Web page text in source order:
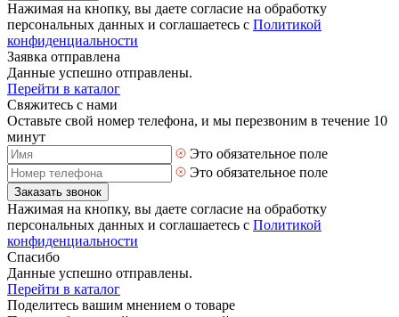
Нажимая на кнопку, вы даете согласие на обработку
персональных данных и соглашаетесь с Политикой
конфиденциальности
Заявка отправлена
Данные успешно отправлены.
Перейти в каталог
Свяжитесь с нами
Оставьте свой номер телефона, и мы перезвоним в течение 10
минут
Это обязательное поле
Это обязательное поле
Заказать звонок
Нажимая на кнопку, вы даете согласие на обработку
персональных данных и соглашаетесь с Политикой
конфиденциальности
Спасибо
Данные успешно отправлены.
Перейти в каталог
Поделитесь вашим мнением о товаре